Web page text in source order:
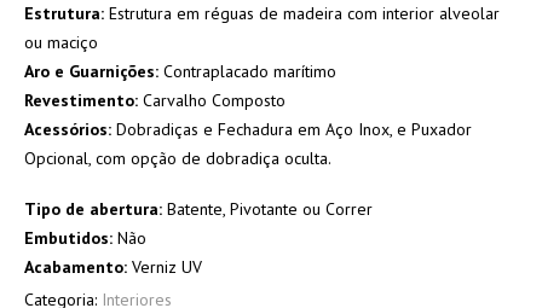
Estrutura: Estrutura em réguas de madeira com interior alveolar
ou maciço
Aro e Guarnições: Contraplacado marítimo
Revestimento: Carvalho Composto
Acessórios: Dobradiças e Fechadura em Aço Inox, e Puxador
Opcional, com opção de dobradiça oculta.
Tipo de abertura: Batente, Pivotante ou Correr
Embutidos: Não
Acabamento: Verniz UV
Categoria: Interiores